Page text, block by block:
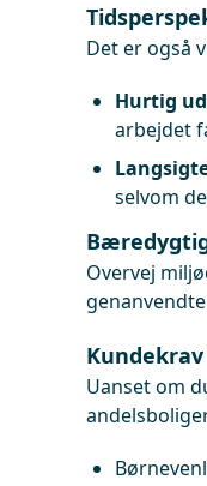
Det er også
Hurtig
arbejdet
selvom
Overvej
Uanset om